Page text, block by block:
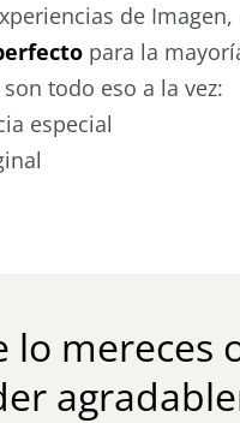
de
para la
todo eso a la vez:
especial
mereces